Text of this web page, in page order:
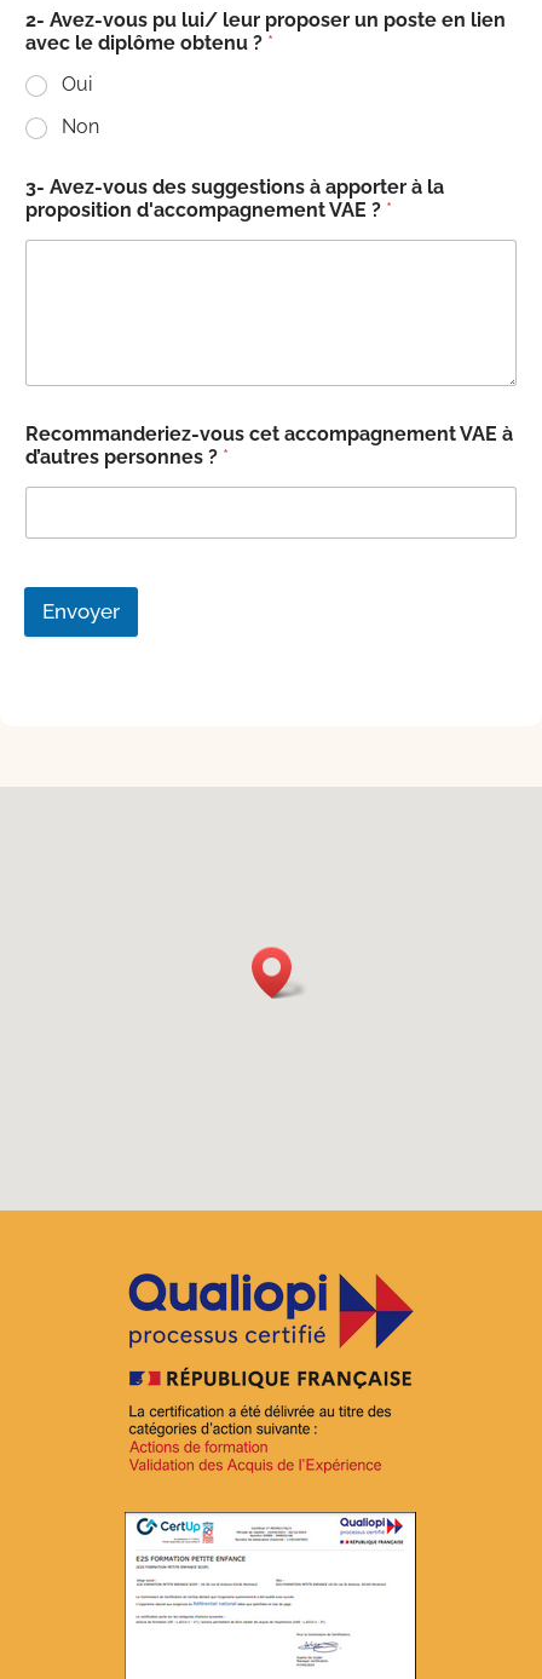
2- Avez-vous pu lui/ leur proposer un poste en lien
avec le diplôme obtenu ? *
Oui
Non
3- Avez-vous des suggestions à apporter à la
proposition d'accompagnement VAE ? *
Recommanderiez-vous cet accompagnement VAE à
d’autres personnes ? *
Envoyer